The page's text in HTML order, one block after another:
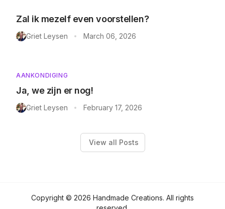
Zal ik mezelf even voorstellen?
Griet Leysen • March 06, 2026
AANKONDIGING
Ja, we zijn er nog!
Griet Leysen • February 17, 2026
View all Posts
Copyright © 2026 Handmade Creations. All rights